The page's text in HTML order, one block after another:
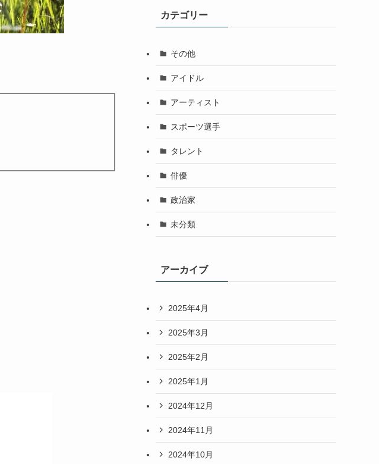
カテゴリー
その他
アイドル
アーティスト
スポーツ選手
タレント
俳優
政治家
未分類
アーカイブ
2025年4月
2025年3月
2025年2月
2025年1月
2024年12月
2024年11月
2024年10月